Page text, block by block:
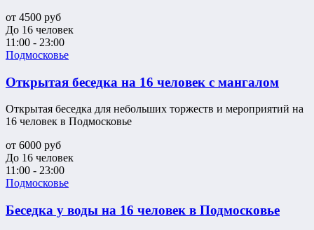
от 4500 руб
До 16 человек
11:00 - 23:00
Подмосковье
Открытая беседка на 16 человек с мангалом
Открытая беседка для небольших торжеств и мероприятий на
16 человек в Подмосковье
от 6000 руб
До 16 человек
11:00 - 23:00
Подмосковье
Беседка у воды на 16 человек в Подмосковье